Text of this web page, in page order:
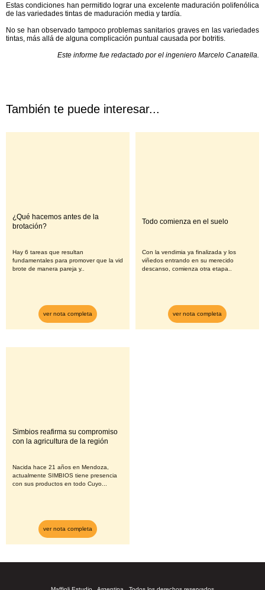
Estas condiciones han permitido lograr una excelente maduración polifenólica
de las variedades tintas de maduración media y tardía
No se han observado tampoco problemas sanitarios graves en las variedades
tintas, más allá de alguna complicación puntual causada por botritis.
Este informe fue redactado por el ingeniero Marcelo Canatella.
También te puede interesar...
¿Qué hacemos antes de la
brotación?
Hay 6 tareas que resultan
fundamentales para promover que la vid
brote de manera pareja y..
ver nota completa
Todo comienza en el suelo
Con la vendimia ya finalizada y los
viñedos entrando en su merecido
descanso, comienza otra etapa..
ver nota completa
Simbios reafirma su compromiso
con la agricultura de la región
Nacida hace 21 años en Mendoza,
actualmente SIMBIOS tiene presencia
con sus productos en todo Cuyo...
ver nota completa